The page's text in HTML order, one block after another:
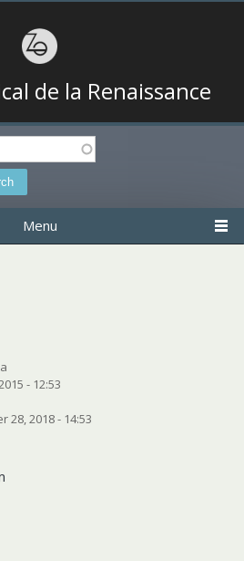
de la Renaissance
Menu
- 12:53
28, 2018 - 14:53